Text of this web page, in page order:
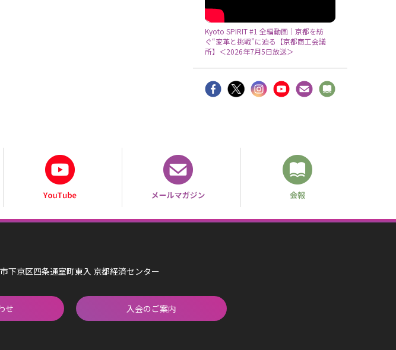
Kyoto SPIRIT #1 全編動画｜京都を紡
ぐ“変革と挑戦”に迫る【京都商工会議
所】＜2026年7月5日放送＞
京区四条通室町東入 京都経済センター
せ 入会のご案内